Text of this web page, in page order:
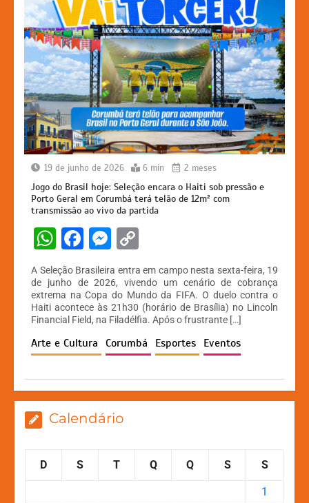
19 de junho de 2026 6 min 2 meses
Jogo do Brasil hoje: Seleção encara o Haiti sob pressão e
Porto Geral em Corumbá terá telão de 12m² com
transmissão ao vivo da partida
W
h
at
s
A
p
F
c
e
b
o
k
M
s
s
e
n
er
p
y
Li
n
A Seleção Brasileira entra em campo nesta sexta-feira, 19
de junho de 2026, vivendo um cenário de cobrança
extrema na Copa do Mundo da FIFA. O duelo contra o
Haiti acontece às 21h30 (horário de Brasília) no Lincoln
Financial Field, na Filadélfia. Após o frustrante […]
Arte e Cultura Corumbá Esportes Eventos
Calendário
D S T Q Q S S
1